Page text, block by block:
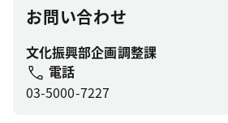
お問い合わせ
文化振興部企画調整課
電話
03-5000-7227